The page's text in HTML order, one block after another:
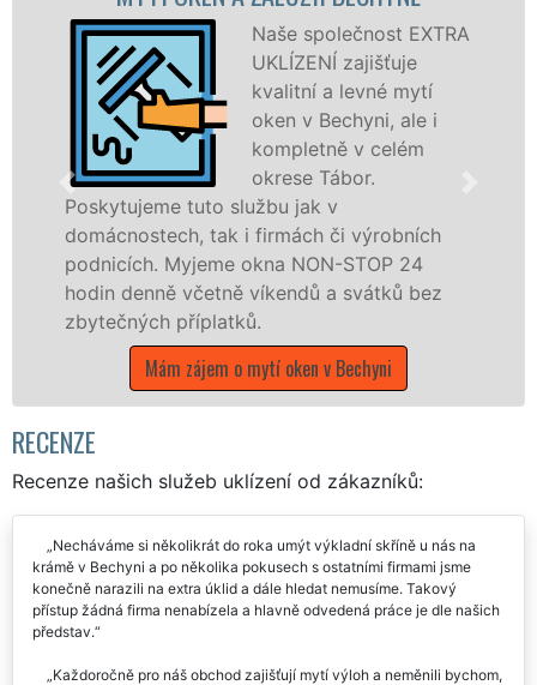
Naše společnost EXTRA
UKLÍZENÍ zajišťuje
kvalitní a levné mytí
oken v Bechyni, ale i
kompletně v celém
okrese Tábor.
službu jak v
tak i firmách či výrobních
okna NON-STOP 24
víkendů a svátků bez
o mytí oken v Bechyni
po celém
franchisových
UKLÍZENÍ, a to
RECENZE
Recenze našich služeb uklízení od zákazníků:
Necháváme si několikrát do roka umýt výkladní skříně u nás na
krámě v Bechyni a po několika pokusech s ostatními firmami jsme
konečně narazili na extra úklid a dále hledat nemusíme. Takový
přístup žádná firma nenabízela a hlavně odvedená práce je dle našich
představ.
Každoročně pro náš obchod zajišťují mytí výloh a neměnili bychom,